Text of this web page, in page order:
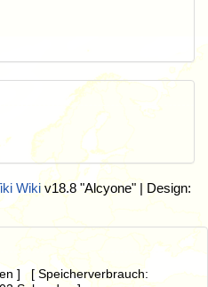
Wiki v18.8 "Alcyone" | Design:
] [ Speicherverbrauch: